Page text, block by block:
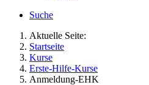
Suche
Aktuelle Seite:
Startseite
Kurse
Erste-Hilfe-Kurse
Anmeldung-EHK